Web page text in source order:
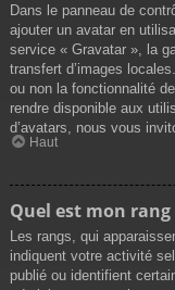
Dans le panneau de
ajouter un avatar en
service « Gravatar », la
transfert d’images
ou non la fonctionnalité
rendre disponible aux
d’avatars, nous vous
Haut
Quel est mon
Les rangs, qui
indiquent votre activité
publié ou identifient